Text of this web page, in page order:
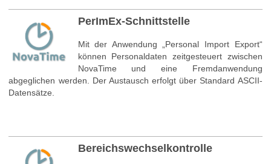
PerImEx-Schnittstelle
Mit der Anwendung „Personal Import Export“
können Personaldaten zeitgesteuert zwischen
NovaTime und eine Fremdanwendung
abgeglichen werden. Der Austausch erfolgt über Standard ASCII-
Datensätze.
Bereichswechselkontrolle